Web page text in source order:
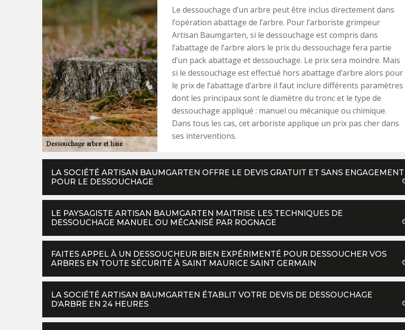
Le dessouchage d’un arbre peut être inclus directement dans
l’opération abattage de l’arbre. Pour l’arboriste grimpeur
Artisan Baumgarten, si le dessouchage est compris dans
l’abattage de l’arbre alors le prix du dessouchage fera partie
d’un pack abattage et dessouchage. Le prix sera moindre. Mais
si le dessouchage est effectué hors abattage d’arbre alors pour
le prix de l’abattage d’arbre il faut inclure différents paramètres
dont les principaux sont le diamètre du tronc et le type de
dessouchage appliqué : manuel ou mécanique ou chimique.
Dans tous les cas, cet arboriste applique un prix pas cher dans
ses interventions.
LA SOCIÉTÉ ARTISAN BAUMGARTEN OFFRE LE DEVIS GRATUIT ET SANS ENGAGEMENT
POUR LE DESSOUCHAGE
LE PAYSAGISTE ARTISAN BAUMGARTEN MAITRISE LES TECHNIQUES DE
DESSOUCHAGE MANUEL OU MÉCANISÉ PAR ROGNAGE
FAITES APPEL À UN DESSOUCHEUR BIEN EXPÉRIMENTÉ POUR DESSOUCHER VOS
ARBRES EN TOUTE SÉCURITÉ À SAINT MAURICE SAINT GERMAIN
LA SOCIÉTÉ ARTISAN BAUMGARTEN ÉTABLIT VOTRE DEVIS DE DESSOUCHAGE
D’ARBRE EN 24 HEURES